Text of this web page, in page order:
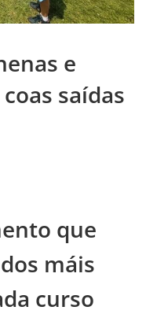
e
saídas
que
máis
curso